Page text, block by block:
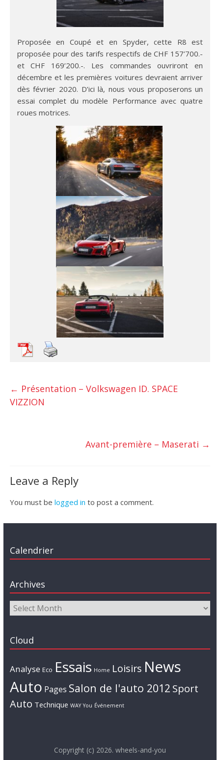
Proposée en Coupé et en Spyder, cette R8 est
proposée pour des tarifs respectifs de CHF 157’700.-
et CHF 169’200.-. Les commandes ouvriront en
décembre et les premières voitures devraient arriver
dès février 2020. D’ici là, nous vous proposerons un
essai complet du modèle Performance avec quatre
roues motrices.
← Présentation – Volkswagen ID. SPACE
VIZZION
Avant-première – Maserati →
Leave a Reply
You must be logged in to post a comment.
Calendrier
Archives
Cloud
Analyse Eco Essais Home Loisirs News
Auto Pages Salon de l'auto 2012 Sport
Auto Technique WAY You Événement
Copyright (c) 2026. wheels-and-you